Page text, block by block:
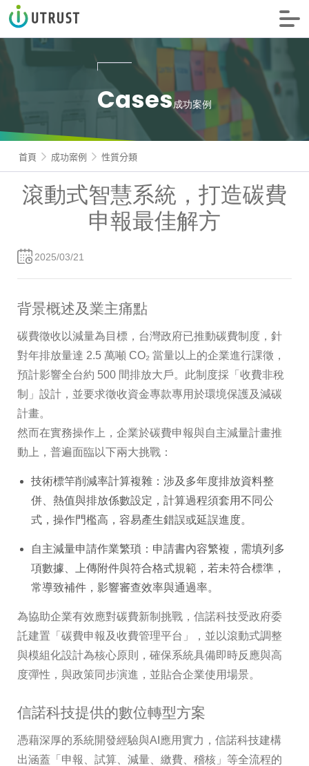
Cases成功案例
首頁 成功案例 性質分類
滾動式智慧系統，打造碳費
申報最佳解方
2025/03/21
背景概述及業主痛點
碳費徵收以減量為目標，台灣政府已推動碳費制度，針
對年排放量達 2.5 萬噸 CO₂ 當量以上的企業進行課徵，
預計影響全台約 500 間排放大戶。此制度採「收費非稅
制」設計，並要求徵收資金專款專用於環境保護及減碳
計畫。
然而在實務操作上，企業於碳費申報與自主減量計畫推
動上，普遍面臨以下兩大挑戰：
技術標竿削減率計算複雜：涉及多年度排放資料整
併、熱值與排放係數設定，計算過程須套用不同公
式，操作門檻高，容易產生錯誤或延誤進度。
自主減量申請作業繁瑣：申請書內容繁複，需填列多
項數據、上傳附件與符合格式規範，若未符合標準，
常導致補件，影響審查效率與通過率。
為協助企業有效應對碳費新制挑戰，信諾科技受政府委
託建置「碳費申報及收費管理平台」，並以滾動式調整
與模組化設計為核心原則，確保系統具備即時反應與高
度彈性，與政策同步演進，並貼合企業使用場景。
信諾科技提供的數位轉型方案
憑藉深厚的系統開發經驗與AI應用實力，信諾科技建構
出涵蓋「申報、試算、減量、繳費、稽核」等全流程的